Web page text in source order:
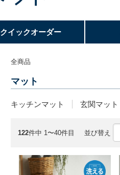
クイックオーダー
全商品
マット
キッチンマット 玄関マット
122件中 1〜40件目 並び替え